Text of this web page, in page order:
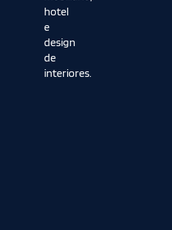
hotel
e
design
de
interiores.